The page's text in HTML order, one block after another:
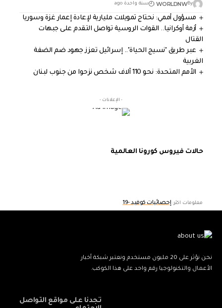
By
WORLDNW سنة واحدة ago
مسؤول أممي: نحتاج تمويلات مليارية لإعادة إعمار غزة وسوريا
أزمة أوكرانيا.. القوات الروسية تواصل التقدم على جبهات
القتال
عبر طريق "نسيج الحياة".. إسرائيل تعزز جهود ضم الضفة
الغربية
الأمم المتحدة: نحو 110 آلاف شخص نزحوا من جنوب لبنان
- الإعلانات -
حالات فيروس كورونا العالمية
معلومات اكثر:إحصائيات كوفيد -19
نحن نؤثر على 20 مليون مستخدم ونعتبر شبكة أخبار
الأعمال والتكنولوجيا رقم واحد على هذا الكوكب.
تجدنا على مواقع التواصل